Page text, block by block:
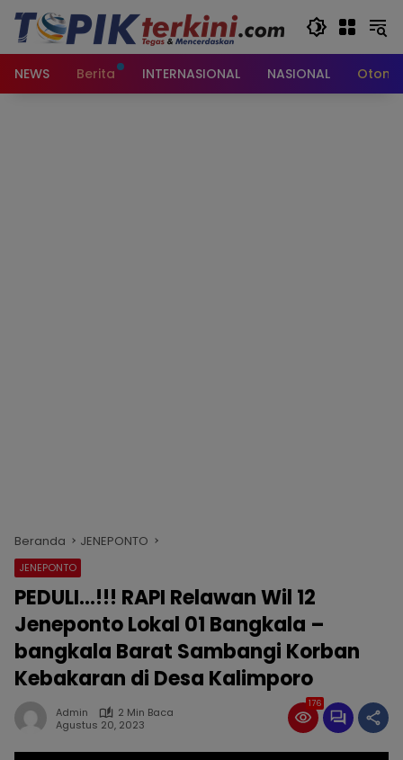
Langsung
konten
NEWS
Berita INTERNASIONAL NASIONAL
Beranda JENEPONTO
JENEPONTO
PEDULI…!!! RAPI Relawan Wil 12
Jeneponto Lokal 01 Bangkala –
bangkala Barat Sambangi Korban
Kebakaran di Desa Kalimporo
Admin
2 Min Baca
Agustus 20, 2023
176